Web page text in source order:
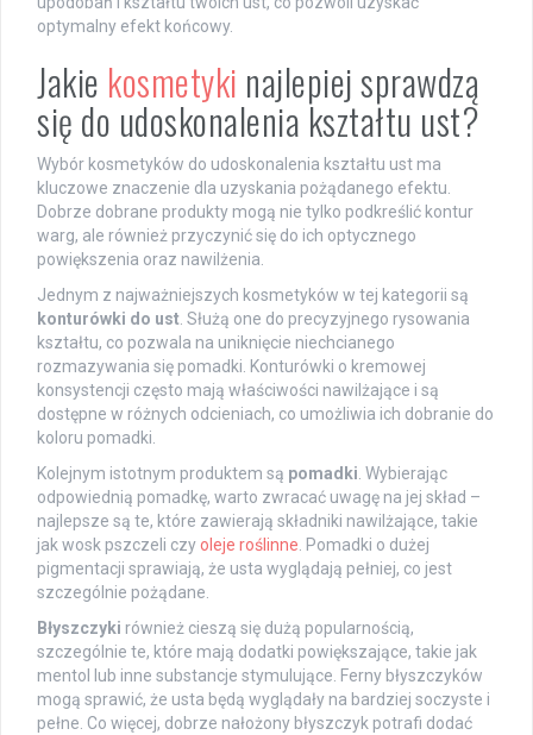
optymalny efekt końcowy.
Jakie kosmetyki najlepiej sprawdzą
się do udoskonalenia kształtu ust?
Wybór kosmetyków do udoskonalenia kształtu ust ma
kluczowe znaczenie dla uzyskania pożądanego efektu.
Dobrze dobrane produkty mogą nie tylko podkreślić kontur
warg, ale również przyczynić się do ich optycznego
powiększenia oraz nawilżenia.
Jednym z najważniejszych kosmetyków w tej kategorii są
konturówki do ust. Służą one do precyzyjnego rysowania
kształtu, co pozwala na uniknięcie niechcianego
rozmazywania się pomadki. Konturówki o kremowej
konsystencji często mają właściwości nawilżające i są
dostępne w różnych odcieniach, co umożliwia ich dobranie do
koloru pomadki.
Kolejnym istotnym produktem są pomadki. Wybierając
odpowiednią pomadkę, warto zwracać uwagę na jej skład –
najlepsze są te, które zawierają składniki nawilżające, takie
jak wosk pszczeli czyoleje roślinne. Pomadki o dużej
pigmentacji sprawiają, że usta wyglądają pełniej, co jest
szczególnie pożądane.
Błyszczyki również cieszą się dużą popularnością,
szczególnie te, które mają dodatki powiększające, takie jak
mentol lub inne substancje stymulujące. Ferny błyszczyków
mogą sprawić, że usta będą wyglądały na bardziej soczyste i
pełne. Co więcej, dobrze nałożony błyszczyk potrafi dodać